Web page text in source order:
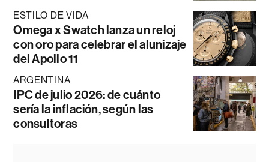
ESTILO DE VIDA
Omega x Swatch lanza un reloj
con oro para celebrar el alunizaje
del Apollo 11
ARGENTINA
IPC de julio 2026: de cuánto
sería la inflación, según las
consultoras